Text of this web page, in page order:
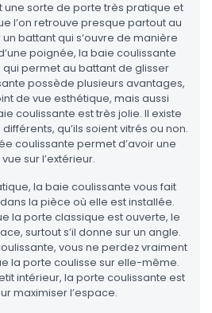
une sorte de porte très pratique et
l’on retrouve presque partout au
un battant qui s’ouvre de manière
poignée, la baie coulissante
permet au battant de glisser
possède plusieurs avantages,
de vue esthétique, mais aussi
coulissante est très jolie. Il existe
qu’ils soient vitrés ou non.
coulissante permet d’avoir une
sur l’extérieur.
la baie coulissante vous fait
la pièce où elle est installée.
la porte classique est ouverte, le
surtout s’il donne sur un angle.
vous ne perdez vraiment
la porte coulisse sur elle-même.
intérieur, la porte coulissante est
maximiser l’espace.